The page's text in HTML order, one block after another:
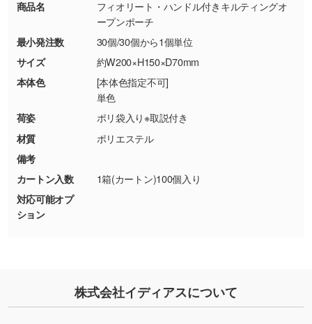
刷色にこだわりがある
DIC・PANTONEなどのカラーチップの指定や、
現物支給による色指定も承っております。→
しく見る
・背景がある画像からキャラクター部分だけを
使いたいです
シンプルな背景のデータや、使いたいキャラク
ター部分の輪郭がはっきりしているデータは切
・持っているデータの背景が足りない／塗り足
しの作り方が分からない
・デザインにQRコードを入れたい／QRコード
【返品・交換ができない場合】
・お客様の元で商品を加工された場合、または
商品が破損した場合
・商品到着後7日以上経過している場合
・お客様のご都合による返品・交換依頼(商
品・色・数量などの注文間違い等)
商品名
フィオリート・ハンドル付きキルティングオ
ープンポーチ
最小発注数
30個/30個から1個単位
サイズ
約W200×H150×D70mm
本体色
[本体色指定不可]
単色
荷姿
ポリ袋入り※取説付き
材質
ポリエステル
備考
カートン入数
1箱(カートン)100個入り
対応可能オプ
ション
株式会社イディアスについて